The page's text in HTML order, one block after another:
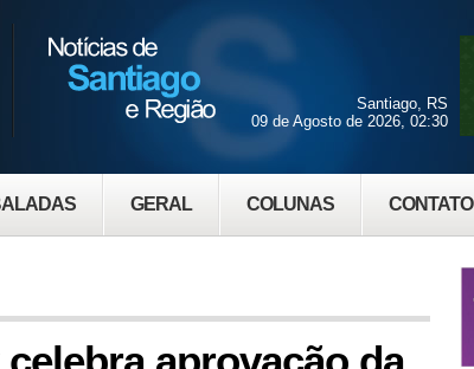
GERAL COLUNAS CONTATO
Santiago, RS
09 de Agosto de 2026, 02:30